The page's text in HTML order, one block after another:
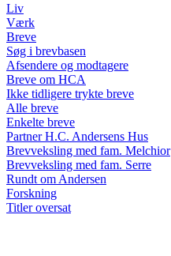
Liv
Værk
Breve
Søg i brevbasen
Afsendere og modtagere
Breve om HCA
Ikke tidligere trykte breve
Alle breve
Enkelte breve
Partner H.C. Andersens Hus
Brevveksling med fam. Melchior
Brevveksling med fam. Serre
Rundt om Andersen
Forskning
Titler oversat